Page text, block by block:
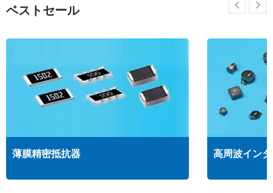
ベストセール
薄膜精密抵抗器 高周波イン